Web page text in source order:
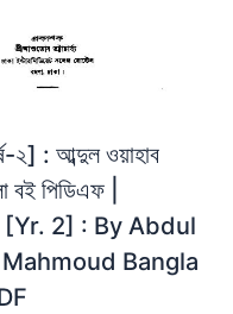
২] : আব্দুল ওয়াহাব
বই পিডিএফ |
2] : By Abdul
Bangla